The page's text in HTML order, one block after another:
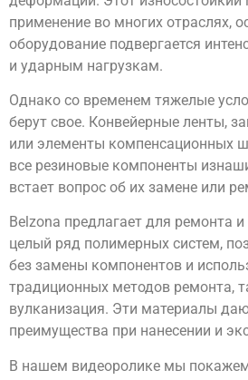
применение во многих отраслях,
оборудование подвергается
и ударным нагрузкам.
Однако со временем тяжелые
берут свое. Конвейерные ленты,
или элементы компенсационных
все резиновые компоненты
встает вопрос об их замене или
Belzona предлагает для ремонта
целый ряд полимерных систем,
без замены компонентов и
традиционных методов ремонта,
вулканизация. Эти материалы
преимущества при нанесении и
В нашем видеоролике мы